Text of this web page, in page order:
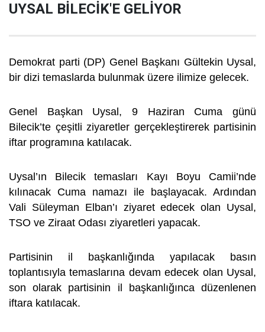
UYSAL BİLECİK'E GELİYOR
Demokrat parti (DP) Genel Başkanı Gültekin Uysal,
bir dizi temaslarda bulunmak üzere ilimize gelecek.
Genel Başkan Uysal, 9 Haziran Cuma günü
Bilecik’te çeşitli ziyaretler gerçekleştirerek partisinin
iftar programına katılacak.
Uysal’ın Bilecik temasları Kayı Boyu Camii’nde
kılınacak Cuma namazı ile başlayacak. Ardından
Vali Süleyman Elban’ı ziyaret edecek olan Uysal,
TSO ve Ziraat Odası ziyaretleri yapacak.
Partisinin il başkanlığında yapılacak basın
toplantısıyla temaslarına devam edecek olan Uysal,
son olarak partisinin il başkanlığınca düzenlenen
iftara katılacak.